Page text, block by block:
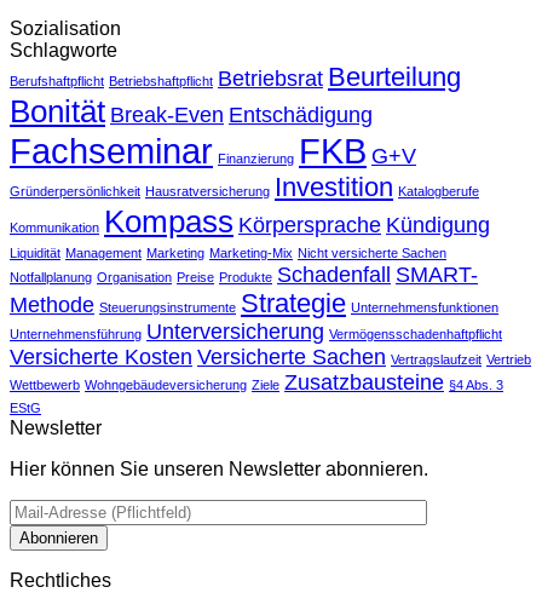
Sozialisation
Schlagworte
Berufshaftpflicht Betriebshaftpflicht Betriebsrat Beurteilung
Bonität Break-Even Entschädigung
Fachseminar Finanzierung FKB G+V
Gründerpersönlichkeit Hausratversicherung Investition Katalogberufe
Kommunikation Kompass Körpersprache Kündigung
Liquidität Management Marketing Marketing-Mix Nicht versicherte Sachen
Notfallplanung Organisation Preise Produkte Schadenfall
SMART-
Methode Steuerungsinstrumente Strategie Unternehmensfunktionen
Unternehmensführung Unterversicherung Vermögensschadenhaftpflicht
Versicherte Kosten Versicherte Sachen Vertragslaufzeit Vertrieb
Wettbewerb Wohngebäudeversicherung Ziele Zusatzbausteine §4 Abs. 3
EStG
Newsletter
Hier können Sie unseren Newsletter abonnieren.
Rechtliches